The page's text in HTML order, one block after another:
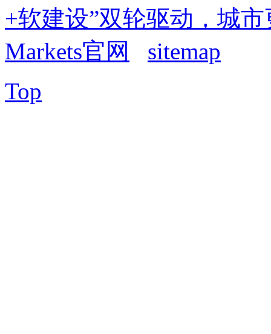
+软建设”双轮驱动，城
Markets官网
sitemap
Top